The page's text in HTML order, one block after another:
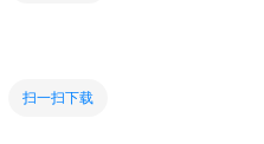
扫一扫下载